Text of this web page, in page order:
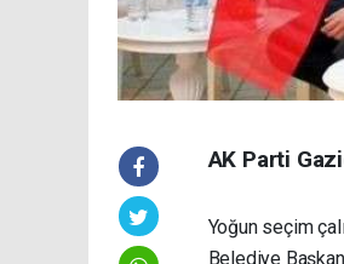
AK Parti
Yoğun seçim
Belediye